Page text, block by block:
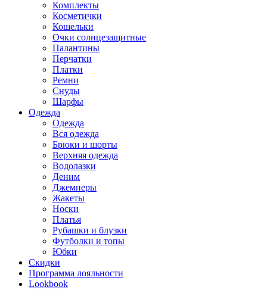
Комплекты
Косметички
Кошельки
Очки солнцезащитные
Палантины
Перчатки
Платки
Ремни
Снуды
Шарфы
Одежда
Одежда
Вся одежда
Брюки и шорты
Верхняя одежда
Водолазки
Деним
Джемперы
Жакеты
Носки
Платья
Рубашки и блузки
Футболки и топы
Юбки
Скидки
Программа лояльности
Lookbook